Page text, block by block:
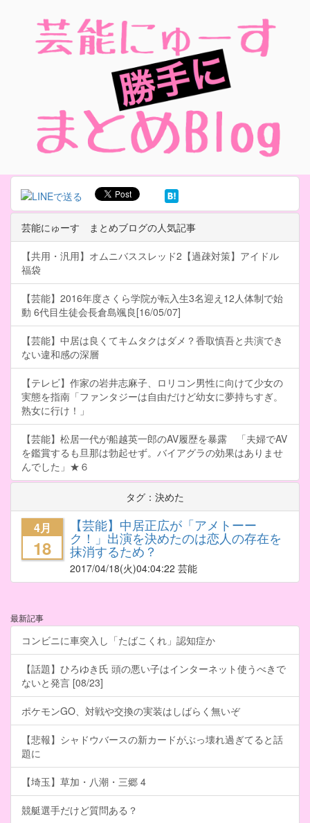
芸能にゅーす まとめブログの人気記事
【共用・汎用】オムニバススレッド2【過疎対策】アイドル
福袋
【芸能】2016年度さくら学院が転入生3名迎え12人体制で始
動 6代目生徒会長倉島颯良[16/05/07]
【芸能】中居は良くてキムタクはダメ？香取慎吾と共演でき
ない違和感の深層
【テレビ】作家の岩井志麻子、ロリコン男性に向けて少女の
実態を指南「ファンタジーは自由だけど幼女に夢持ちすぎ。
熟女に行け！」
【芸能】松居一代が船越英一郎のAV履歴を暴露 「夫婦でAV
を鑑賞するも旦那は勃起せず。バイアグラの効果はありませ
んでした」★６
タグ：決めた
4月
18
【芸能】中居正広が「アメトーー
ク！」出演を決めたのは恋人の存在を
抹消するため？
2017/04/18(火)04:04:22 芸能
最新記事
コンビニに車突入し「たばこくれ」認知症か
【話題】ひろゆき氏 頭の悪い子はインターネット使うべきで
ないと発言 [08/23]
ポケモンGO、対戦や交換の実装はしばらく無いぞ
【悲報】シャドウバースの新カードがぶっ壊れ過ぎてると話
題に
【埼玉】草加・八潮・三郷 4
競艇選手だけど質問ある？